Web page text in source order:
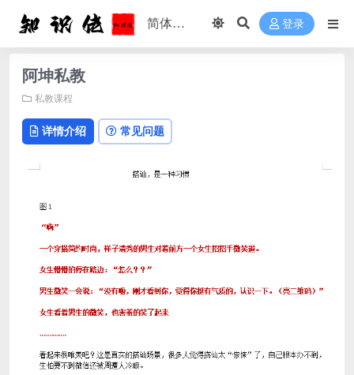
登录
阿坤私教
私教课程
详情介绍 常见问题